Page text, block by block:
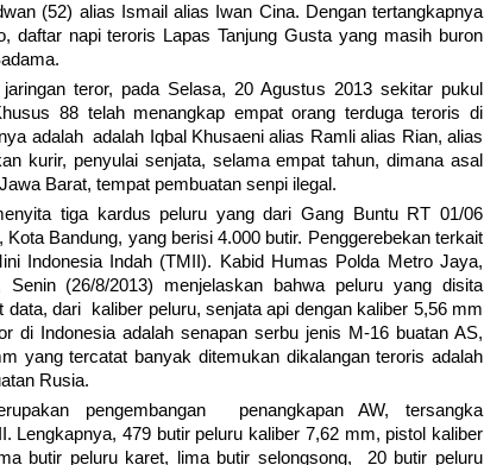
(52) alias Ismail alias Iwan Cina. Dengan tertangkapnya
daftar napi teroris Lapas Tanjung Gusta yang masih buron
teror, pada Selasa, 20 Agustus 2013 sekitar pukul
88 telah menangkap empat orang terduga teroris di
adalah adalah Iqbal Khusaeni alias Ramli alias Rian, alias
kurir, penyulai senjata, selama empat tahun, dimana asal
Barat, tempat pembuatan senpi ilegal.
tiga kardus peluru yang dari Gang Buntu RT 01/06
Bandung, yang berisi 4.000 butir. Penggerebekan terkait
Indonesia Indah (TMII). Kabid Humas Polda Metro Jaya,
(26/8/2013) menjelaskan bahwa peluru yang disita
dari kaliber peluru, senjata api dengan kaliber 5,56 mm
di Indonesia adalah senapan serbu jenis M-16 buatan AS,
yang tercatat banyak ditemukan dikalangan teroris adalah
Rusia.
pengembangan penangkapan AW, tersangka
Lengkapnya, 479 butir peluru kaliber 7,62 mm, pistol kaliber
butir peluru karet, lima butir selongsong, 20 butir peluru